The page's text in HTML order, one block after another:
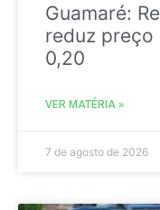
Guamaré:
reduz preço
0,20
VER MATÉRIA »
7 de agosto de 2026